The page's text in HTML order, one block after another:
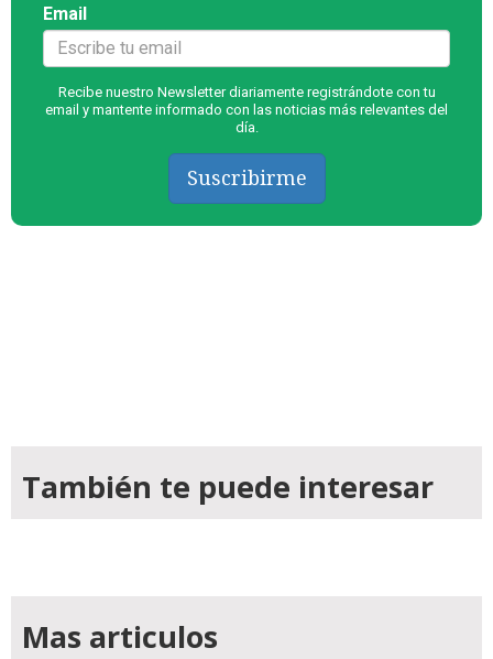
Email
Recibe nuestro Newsletter diariamente registrándote con tu
email y mantente informado con las noticias más relevantes del
día.
Suscribirme
También te puede interesar
Mas articulos